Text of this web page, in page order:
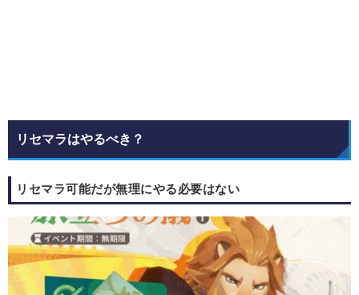
リセマラはやるべき？
リセマラ可能だが無理にやる必要はない